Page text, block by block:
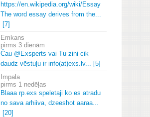
https://en.wikipedia.org/wiki/Essay
The word essay derives from the...
[7]
Emkans
3 dienām
Čau @Exsperts vai Tu zini cik
daudz vēstuļu ir info(at)exs. lv... [5]
Impala
1 nedēļas
Blaaa rp.exs speletaji ko es atradu
no sava arhiiva, dzeeshot aaraa...
[20]